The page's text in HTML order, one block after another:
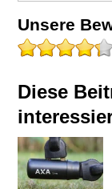
Unsere
Diese